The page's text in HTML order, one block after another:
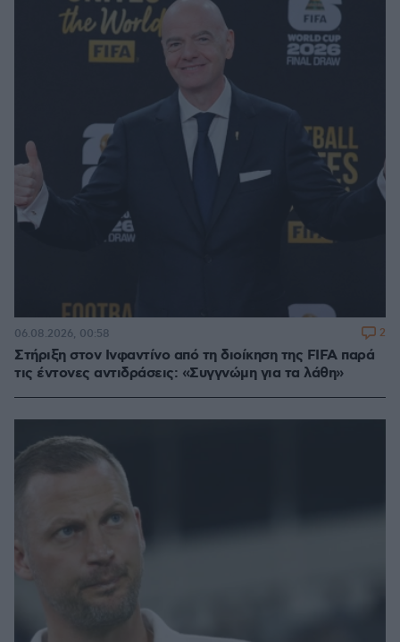
Στήριξη στον Ινφαντίνο από τη διοίκηση της FIFA παρά
τις έντονες αντιδράσεις: «Συγγνώμη για τα λάθη»
06.08.2026, 00:58 2